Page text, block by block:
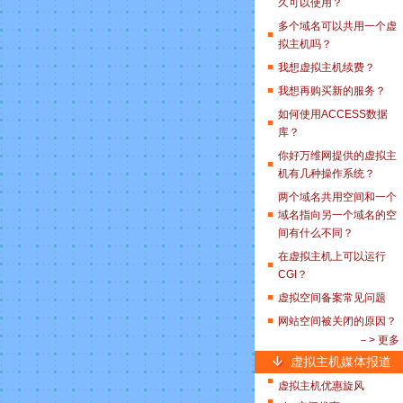
久可以使用？
多个域名可以共用一个虚
拟主机吗？
我想虚拟主机续费？
我想再购买新的服务？
如何使用ACCESS数据
库？
你好万维网提供的虚拟主
机有几种操作系统？
两个域名共用空间和一个
域名指向另一个域名的空
间有什么不同？
在虚拟主机上可以运行
CGI？
虚拟空间备案常见问题
网站空间被关闭的原因？
－> 更多
虚拟主机媒体报道
虚拟主机优惠旋风